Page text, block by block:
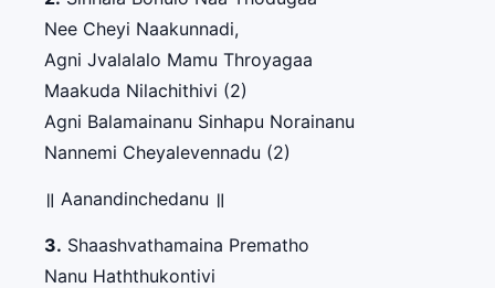
Nee Cheyi Naakunnadi,
Agni Jvalalalo Mamu Throyagaa
Maakuda Nilachithivi (2)
Agni Balamainanu Sinhapu Norainanu
Nannemi Cheyalevennadu (2)
॥ Aanandinchedanu ॥
3. Shaashvathamaina Prematho
Nanu Haththukontivi